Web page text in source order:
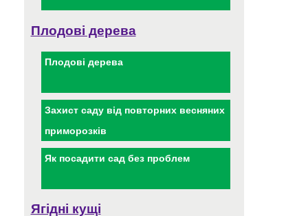
Плодові дерева
Плодові дерева
Захист саду від повторних весняних
приморозків
Як посадити сад без проблем
Ягідні кущі